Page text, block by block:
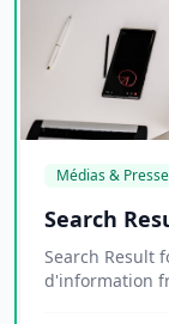
Médias & Presse
Search
Search Result
d'information